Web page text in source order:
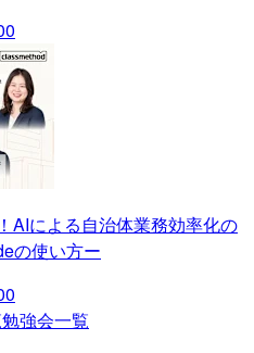
AIによる自治体業務効率化の
の使い方ー
勉強会一覧